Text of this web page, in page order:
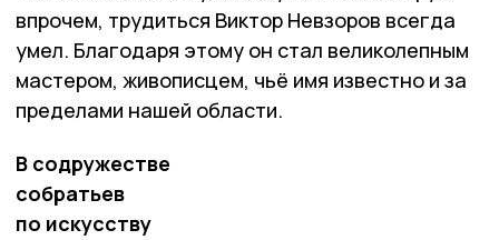
впрочем, трудиться Виктор Невзоров всегда
умел. Благодаря этому он стал великолепным
мастером, живописцем, чьё имя известно и за
пределами нашей области.
В содружестве
собратьев
по искусству